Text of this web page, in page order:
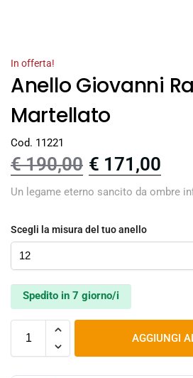
In offerta!
Anello Giovanni
Martellato
Cod. 11221
€190,00 € 171,00
Un legame eterno sancito da ombre
Scegli la misura del tuo anello
Spedito in 7 giorno/i
AGGIUNGI